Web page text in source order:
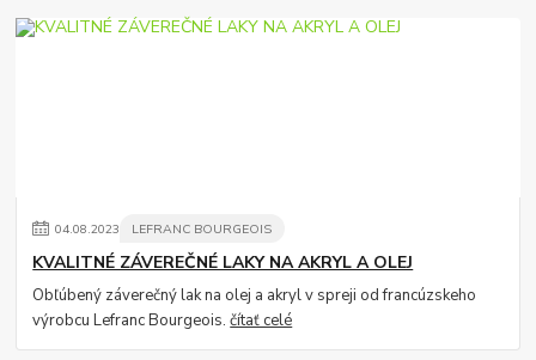
04.08.2023 LEFRANC BOURGEOIS
KVALITNÉ ZÁVEREČNÉ LAKY NA AKRYL A OLEJ
Obľúbený záverečný lak na olej a akryl v spreji od francúzskeho
výrobcu Lefranc Bourgeois.čítať celé